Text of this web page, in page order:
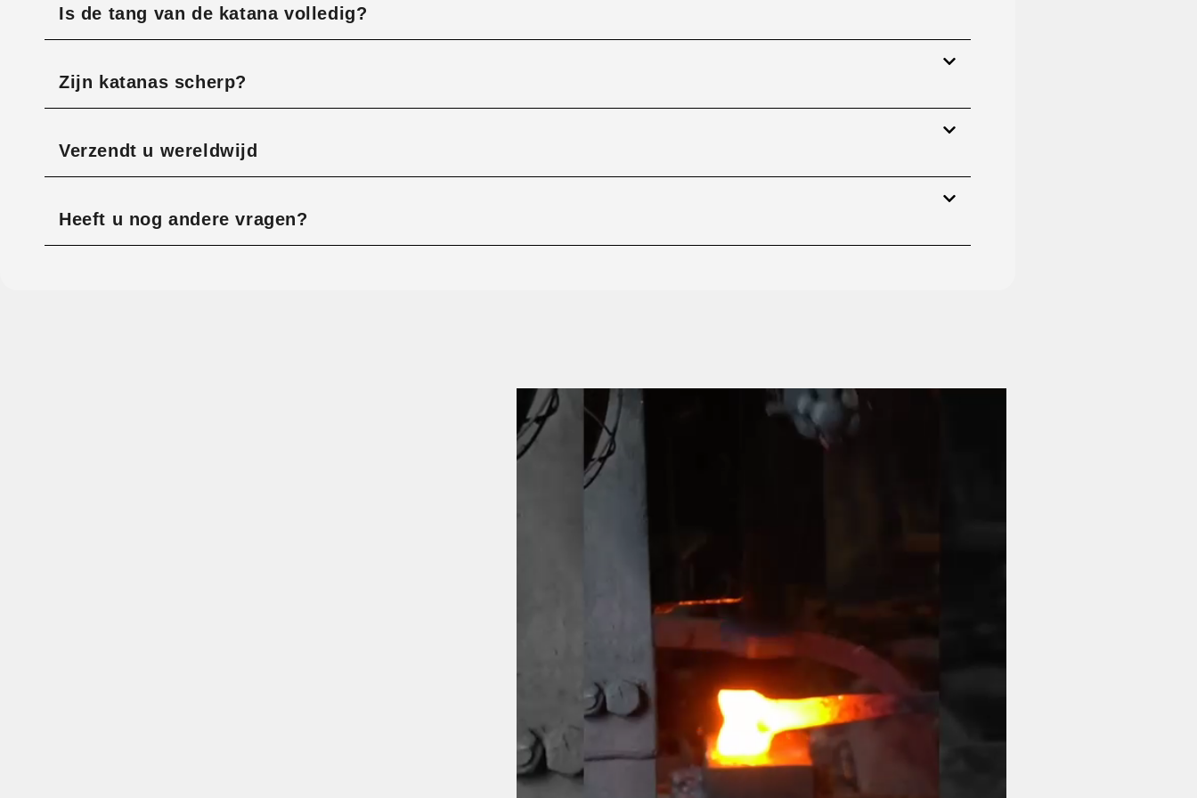
Is de tang van de katana volledig?
Zijn katanas scherp?
Verzendt u wereldwijd
Heeft u nog andere vragen?